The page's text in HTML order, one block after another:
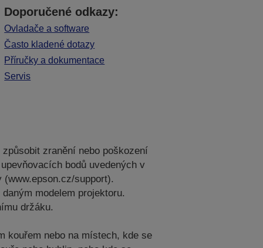
Doporučené odkazy:
Ovladače a software
Často kladené dotazy
Příručky a dokumentace
Servis
zranění nebo poškození
bodů uvedených v
support).
modelem projektoru.
držáku.
kouřem nebo na místech, kde se